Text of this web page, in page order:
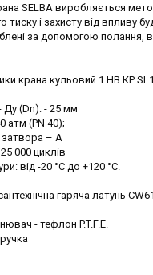
SELBA виробляється
тиску і захисту від впливу
за допомогою полання,
крана кульовий 1 НВ КР
Ду (Dn): - 25 мм
атм (PN 40);
затвора – А
000 циклів
від -20 °С до +120 °С.
гаряча латунь
- тефлон P.T.F.E.